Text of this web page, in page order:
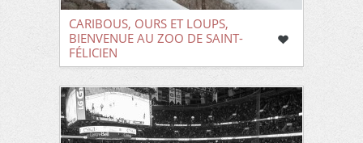
CARIBOUS, OURS ET LOUPS,
BIENVENUE AU ZOO DE SAINT-
FÉLICIEN